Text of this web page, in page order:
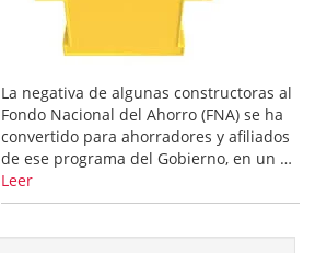
La negativa de algunas constructoras al
Fondo Nacional del Ahorro (FNA) se ha
convertido para ahorradores y afiliados
de ese programa del Gobierno, en un …
Leer